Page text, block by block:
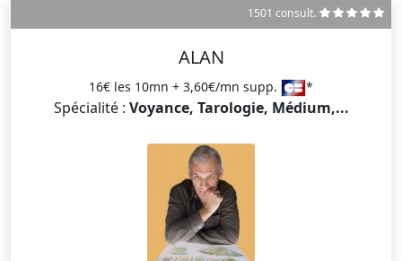
1501 consult.
ALAN
16€ les 10mn + 3,60€/mn supp. *
Spécialité : Voyance, Tarologie, Médium,...